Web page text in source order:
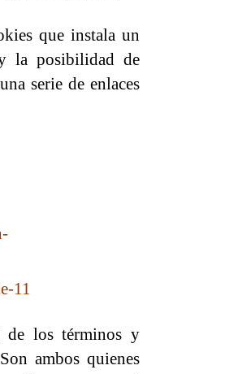
que instala un
la posibilidad de
serie de enlaces
11
de los términos y
ambos quienes